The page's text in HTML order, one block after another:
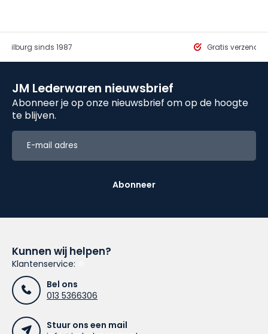
Tilburg sinds 1987 Gratis
JM Lederwaren nieuwsbrief
Abonneer je op onze nieuwsbrief om op de hoogte
te blijven.
Abonneer
Kunnen wij helpen?
Klantenservice:
Bel ons
013 5366306
Stuur ons een mail